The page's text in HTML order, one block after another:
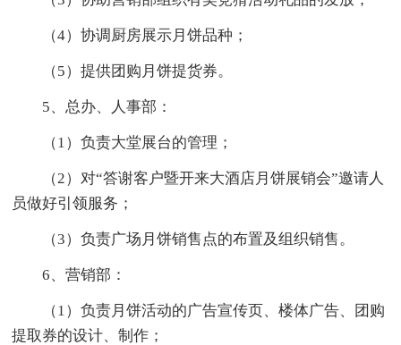
（4）协调厨房展示月饼品种；
（5）提供团购月饼提货券。
5、总办、人事部：
（1）负责大堂展台的管理；
（2）对“答谢客户暨开来大酒店月饼展销会”邀请人
员做好引领服务；
（3）负责广场月饼销售点的布置及组织销售。
6、营销部：
（1）负责月饼活动的广告宣传页、楼体广告、团购
提取券的设计、制作；